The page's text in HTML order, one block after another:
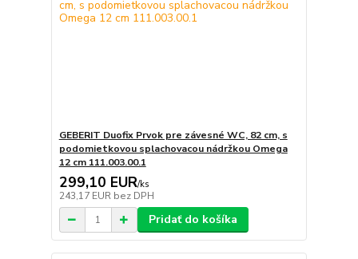
GEBERIT Duofix Prvok pre závesné WC, 82 cm, s
podomietkovou splachovacou nádržkou Omega
12 cm 111.003.00.1
299,10 EUR/ks
243,17 EUR bez DPH
Pridať do košíka